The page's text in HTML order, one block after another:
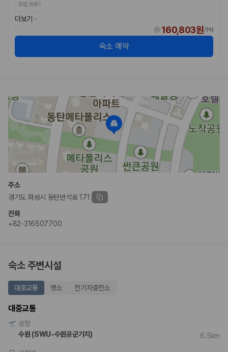
· 무료 WiFi
무료 아침 식사
더보기
160,803원/1박
숙소 예약
주소
경기도 화성시 동탄반석로 171
전화
+82-316507700
숙소 주변시설
대중교통 명소 전기차충전소
대중교통
공항
수원 (SWU-수원공군기지)
6.5km